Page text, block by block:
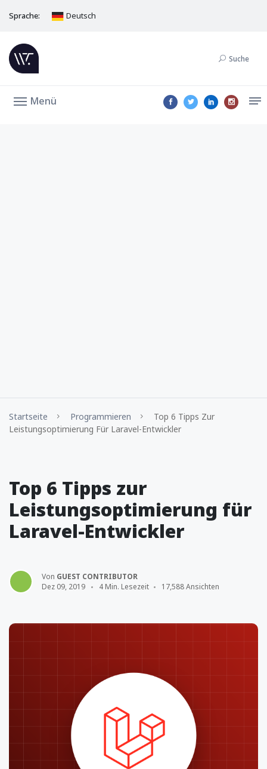
Sprache: Deutsch
Suche
Menü
Startseite Programmieren
Top 6 Tipps Zur
Leistungsoptimierung Für Laravel-Entwickler
Top 6 Tipps zur
Leistungsoptimierung für
Laravel-Entwickler
Von GUEST CONTRIBUTOR
Dez 09, 2019
4 Min. Lesezeit 17,588 Ansichten